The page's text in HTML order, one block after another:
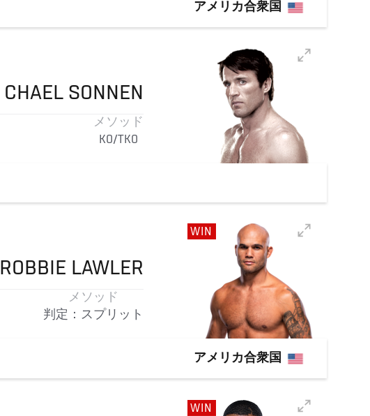
アメリカ合衆国
CHAEL SONNEN
メソッド
KO/TKO
ROBBIE LAWLER
メソッド
判定：スプリット
WIN
アメリカ合衆国
WIN